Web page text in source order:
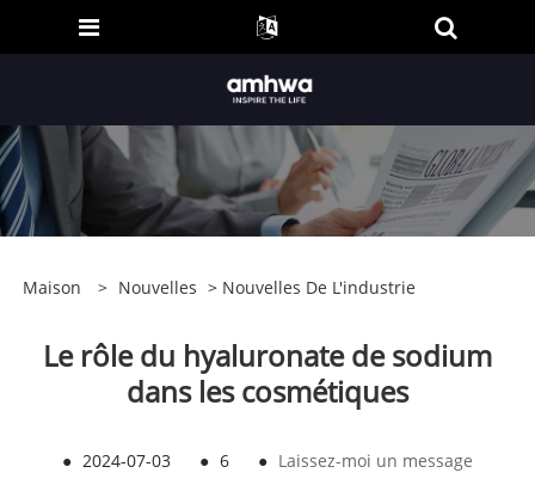
Maison > Nouvelles > Nouvelles De L'industrie
Le rôle du hyaluronate de sodium
dans les cosmétiques
● 2024-07-03 ● 6 ● Laissez-moi un message